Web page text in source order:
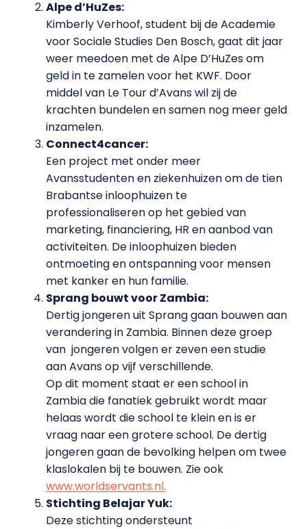
Alpe d’HuZes:
Kimberly Verhoof, student bij de Academie
voor Sociale Studies Den Bosch, gaat dit jaar
weer meedoen met de Alpe D’HuZes om
geld in te zamelen voor het KWF. Door
middel van Le Tour d’Avans wil zij de
krachten bundelen en samen nog meer geld
inzamelen.
Connect4cancer:
Een project met onder meer
Avansstudenten en ziekenhuizen om de tien
Brabantse inloophuizen te
professionaliseren op het gebied van
marketing, financiering, HR en aanbod van
activiteiten. De inloophuizen bieden
ontmoeting en ontspanning voor mensen
met kanker en hun familie.
Sprang bouwt voor Zambia:
Dertig jongeren uit Sprang gaan bouwen aan
verandering in Zambia. Binnen deze groep
van jongeren volgen er zeven een studie
aan Avans op vijf verschillende.
Op dit moment staat er een school in
Zambia die fanatiek gebruikt wordt maar
helaas wordt die school te klein en is er
vraag naar een grotere school. De dertig
jongeren gaan de bevolking helpen om twee
klaslokalen bij te bouwen. Zie ook
www.worldservants.nl.
Stichting Belajar Yuk:
Deze stichting ondersteunt